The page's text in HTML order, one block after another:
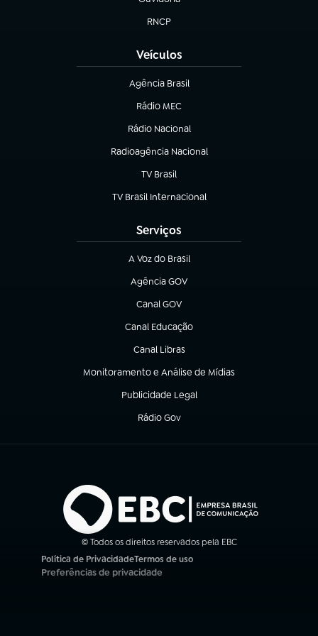
(abre em nova aba)
RNCP
(abre em nova aba)
Veículos
Agência Brasil
(abre em nova aba)
Rádio MEC
Rádio Nacional
(abre em nova aba)
Radioagência Nacional
(abre em nova aba)
TV Brasil
(abre em nova aba)
TV Brasil Internacional
(abre em nova aba)
Serviços
A Voz do Brasil
(abre em nova aba)
Agência GOV
(abre em nova aba)
Canal GOV
(abre em nova aba)
Canal Educação
(abre em nova aba)
Canal Libras
(abre em nova aba)
Monitoramento e Análise de Mídias
(abre em nova aba)
Publicidade Legal
(abre em nova aba)
Rádio Gov
(abre em nova aba)
© Todos os direitos reservados pela EBC
Política de Privacidade
(abre em nova aba)
Termos de uso
(abre em nova aba)
Preferências de privacidade